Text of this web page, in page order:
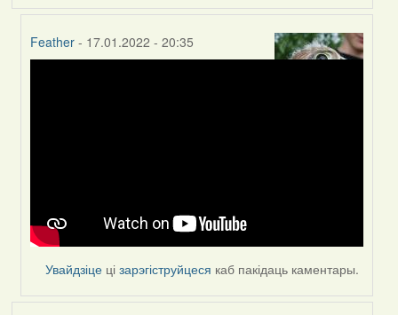
Feather - 17.01.2022 - 20:35
Увайдзіце цізарэгіструйцеся каб пакідаць каментары.